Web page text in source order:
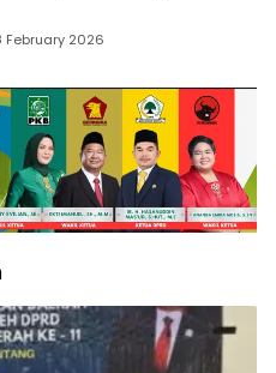
February 2026